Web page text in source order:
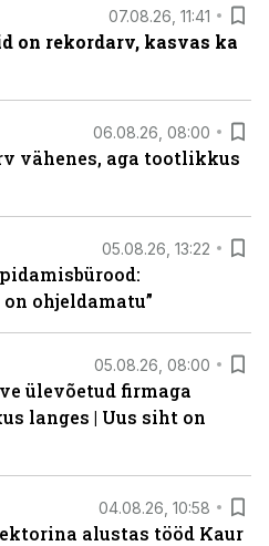
07.08.26, 11:41
on rekordarv, kasvas ka
06.08.26, 08:00
vähenes, aga tootlikkus
05.08.26, 13:22
ohjeldamatu”
05.08.26, 08:00
ülevõetud firmaga
langes | Uus siht on
04.08.26, 10:58
alustas tööd Kaur